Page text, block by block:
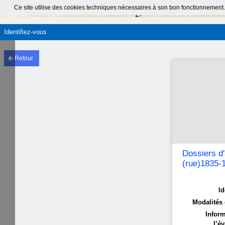
Ce site utilise des cookies techniques nécessaires à son bon
Identifiez-vous
Retour
Dossiers
(rue)1835-
Modalités